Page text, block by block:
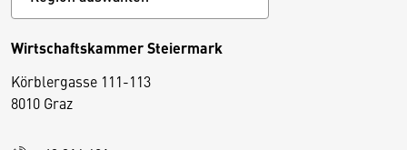
Wirtschaftskammer Steiermark
Körblergasse 111-113
8010 Graz
D
i